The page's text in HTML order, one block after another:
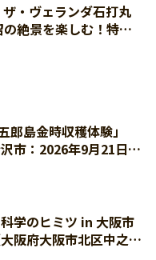
・ヴェランダ石打丸
絶景を楽しむ！特別
（新潟県南魚沼市：8
郎島金時収穫体験」
沢市：2026年9月21日開
陸 どきどき】
学のヒミツ in 大阪市
阪府大阪市北区中之